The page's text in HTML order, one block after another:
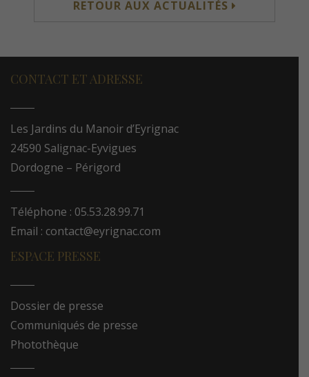
RETOUR AUX ACTUALITÉS
CONTACT ET ADRESSE
Les Jardins du Manoir d’Eyrignac
24590 Salignac-Eyvigues
Dordogne – Périgord
Téléphone : 05.53.28.99.71
Email : contact@eyrignac.com
ESPACE PRESSE
Dossier de presse
Communiqués de presse
Photothèque